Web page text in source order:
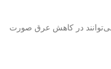
می‌توانند در کاهش عرق صورت